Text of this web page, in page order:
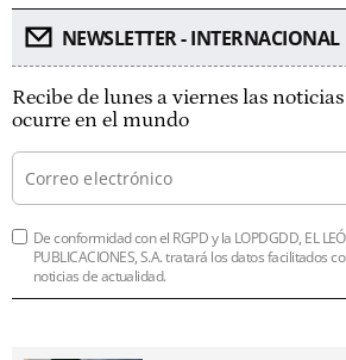
NEWSLETTER - INTERNACIONAL
Recibe de lunes a viernes las
ocurre en el mundo
De conformidad con el RGPD y la LOPDGDD, EL
PUBLICACIONES, S.A. tratará los datos facilitados
noticias de actualidad.